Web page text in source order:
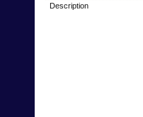
Description